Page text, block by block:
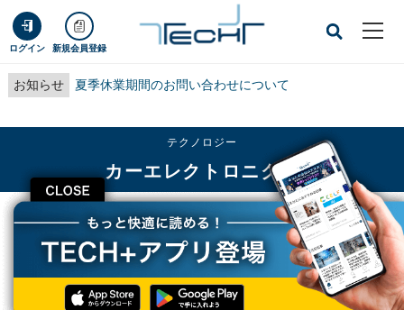
ログイン 新規会員登録
お知らせ 夏季休業期間のお問い合わせについて
CLOSE
テクノロジー
カーエレクトロニクス
TECH+ テクノロジー
カーエレクトロニクス
急成長するEV市場、日本での成長の鍵を握る商用での活用